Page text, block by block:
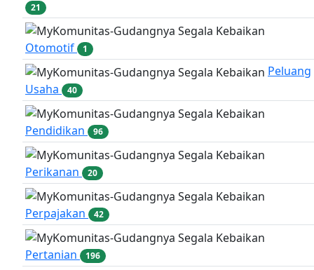
21
Otomotif 1
Peluang
Usaha
40
Pendidikan 96
Perikanan 20
Perpajakan 42
Pertanian 196